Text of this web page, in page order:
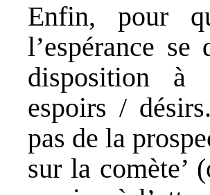
Enfin, pour
l’espérance
disposition à
espoirs /
pas de la
sur la comète’